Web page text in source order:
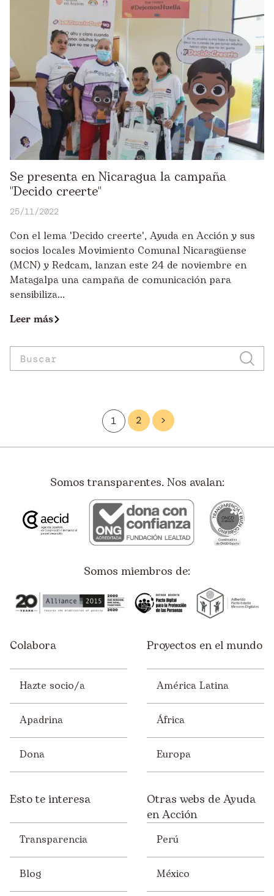
Se presenta en Nicaragua la campaña
"Decido creerte"
25/11/2022
Con el lema 'Decido creerte', Ayuda en Acción y sus
socios locales Movimiento Comunal Nicaragüense
(MCN) y Redcam, lanzan este 24 de noviembre en
Matagalpa una campaña de comunicación para
sensibiliza...
Leer más
1 2 >
Somos transparentes. Nos avalan:
Somos miembros de:
Colabora
Hazte socio/a
Apadrina
Dona
Proyectos en el mundo
América Latina
África
Europa
Esto te interesa
Transparencia
Blog
Otras webs de Ayuda
en Acción
Perú
México